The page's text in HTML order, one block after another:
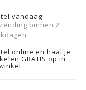
vandaag
binnen 2
online en haal je
GRATIS op in